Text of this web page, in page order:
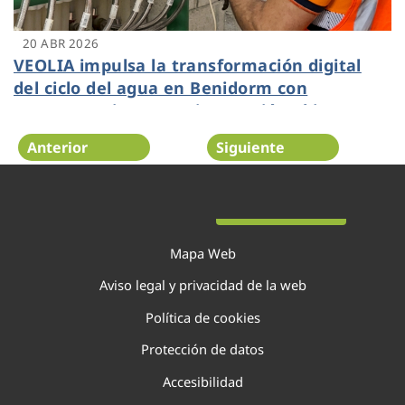
20 ABR 2026
VEOLIA impulsa la transformación digital
del ciclo del agua en Benidorm con
proyectos pioneros e innovación abierta
Anterior Siguiente
Mapa Web
Aviso legal y privacidad de la web
Política de cookies
Protección de datos
Accesibilidad